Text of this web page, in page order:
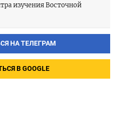
изучения Восточной
НА ТЕЛЕГРАМ
В GOOGLE